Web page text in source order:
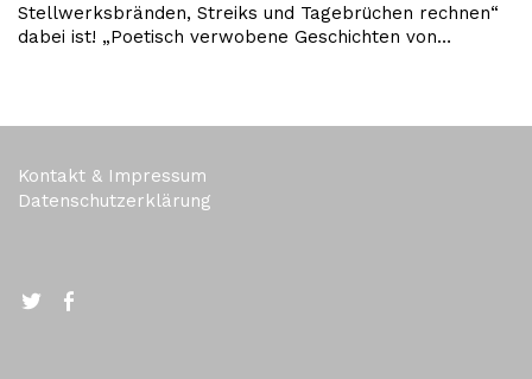
Stellwerksbränden, Streiks und Tagebrüchen rechnen“
dabei ist! „Poetisch verwobene Geschichten von…
Kontakt & Impressum
Datenschutzerklärung